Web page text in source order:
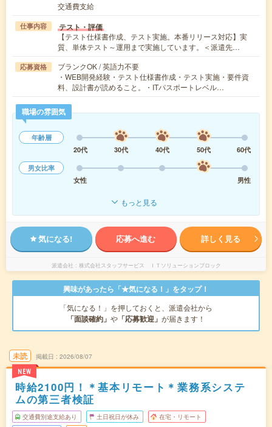
交通費支給
仕事内容 テスト・評価
【テスト仕様書作成、テスト実施。本番リリース対応】実
質、単体テスト～運用まで実施しています。＜派遣先…
応募資格
ブランクOK / 英語力不要
・WEB開発経験・テスト仕様書作成・テスト実施・要件資
料、設計書が読めること。・ITパスポートレベル…
職場の雰囲気
年齢層
20代
30代 40代 50代
60代
男女比率
女性
男性
もっと見る
気になる! 応募へ進む 詳しく見る
派遣会社 株式会社スタッフサービス ＩＴソリューションブロック
興味があったら「★気になる！」をタップ！
「気になる！」を押しておくと、派遣会社から
「面談確約」 や 「応募歓迎」 が届きます！
未読
NEW
掲載日 2026/08/07
時給2100円！＊基本リモート＊業務系システ
ムの第三者検証
交通費別途支給あり 土日祝日が休み 在宅・リモート